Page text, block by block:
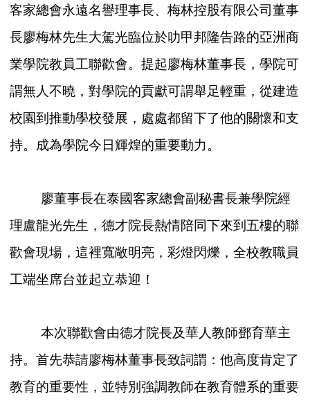
客家總會永遠名譽理事長、梅林控股有限公司董事
長廖梅林先生大駕光臨位於叻甲邦隆告路的亞洲商
業學院教員工聯歡會。提起廖梅林董事長，學院可
謂無人不曉，對學院的貢獻可謂舉足輕重，從建造
校園到推動學校發展，處處都留下了他的關懷和支
持。成為學院今日輝煌的重要動力。
廖董事長在泰國客家總會副秘書長兼學院經
理盧龍光先生，德才院長熱情陪同下來到五樓的聯
歡會現場，這裡寬敞明亮，彩燈閃爍，全校教職員
工端坐席台並起立恭迎！
本次聯歡會由德才院長及華人教師鄧育華主
持。首先恭請廖梅林董事長致詞謂：他高度肯定了
教育的重要性，並特別強調教師在教育體系的重要